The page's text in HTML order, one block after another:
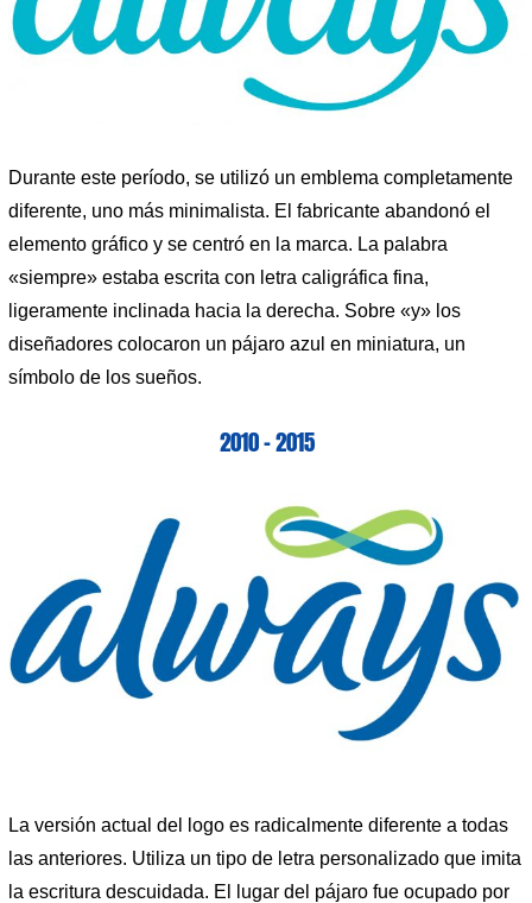
Durante este período, se utilizó un emblema completamente
diferente, uno más minimalista. El fabricante abandonó el
elemento gráfico y se centró en la marca. La palabra
«siempre» estaba escrita con letra caligráfica fina,
ligeramente inclinada hacia la derecha. Sobre «y» los
diseñadores colocaron un pájaro azul en miniatura, un
símbolo de los sueños.
2010 – 2015
La versión actual del logo es radicalmente diferente a todas
las anteriores. Utiliza un tipo de letra personalizado que imita
la escritura descuidada. El lugar del pájaro fue ocupado por